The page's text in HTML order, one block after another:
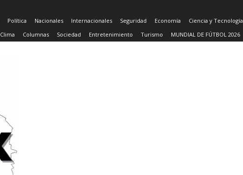
Política Nacionales Internacionales Seguridad Economía Ciencia y Tecnología
Clima Columnas Sociedad Entretenimiento Turismo MUNDIAL DE FÚTBOL 2026